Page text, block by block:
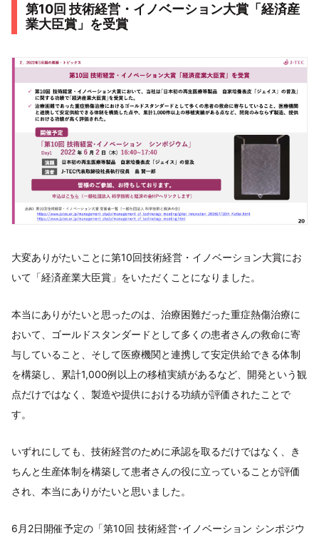
第10回 技術経営・イノベーション大賞「経済産
業大臣賞」を受賞
大変ありがたいことに第10回技術経営・イノベーション大賞にお
いて「経済産業大臣賞」をいただくことになりました。
本当にありがたいと思ったのは、治療困難だった重症熱傷治療に
おいて、ゴールドスタンダードとして多くの患者さんの救命に寄
与していること、そして医療機関と連携して安定供給できる体制
を構築し、累計1,000例以上の移植実績があるなど、開発という観
点だけではなく、製造や提供における功績が評価されたことで
す。
いずれにしても、技術経営のために承認を取るだけではなく、き
ちんと生産体制を構築して患者さんの役に立っていることが評価
され、本当にありがたいと思いました。
6月2日開催予定の「第10回 技術経営･イノベーション シンポジウ